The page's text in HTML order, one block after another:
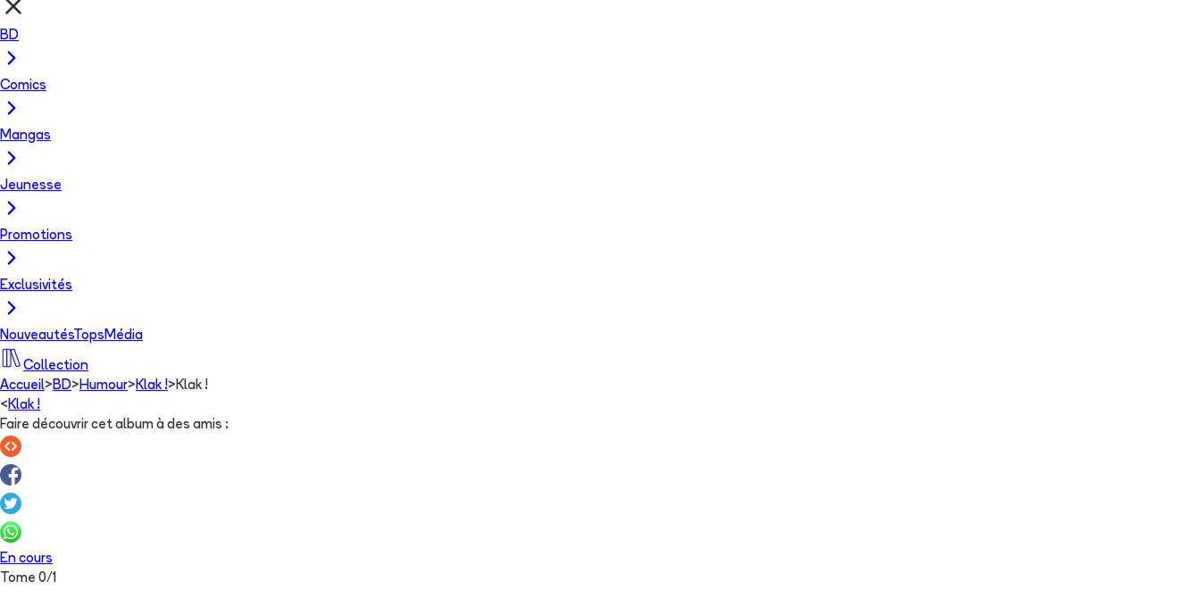
BD
Comics
Mangas
Jeunesse
Promotions
Exclusivités
NouveautésTops Média
Collection
Accueil> BD> Humour> Klak !> Klak !
< Klak !
Faire découvrir cet album à des amis :
En cours
Tome 0/1